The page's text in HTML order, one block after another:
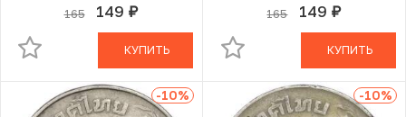
165 149 руб.
В КОРЗИНЕ
КУПИТЬ
165 149 руб.
В КОРЗИНЕ
КУПИТЬ
-10% -10%